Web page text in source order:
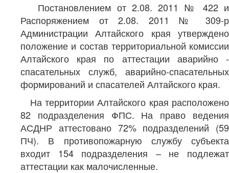
Постановлением от 2.08. 2011 № 422 и
Распоряжением от 2.08. 2011 № 309-р
Администрации Алтайского края утверждено
положение и состав территориальной комиссии
Алтайского края по аттестации аварийно -
спасательных служб, аварийно-спасательных
формирований и спасателей Алтайского края.
На территории Алтайского края расположено
82 подразделения ФПС. На право ведения
АСДНР аттестовано 72% подразделений (59
ПЧ). В противопожарную службу субъекта
входит 154 подразделения – не подлежат
аттестации как малочисленные.